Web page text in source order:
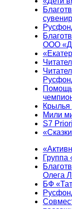
ООО
Помощь
Крылья
Мили
S7
Группа
Олега
БФ